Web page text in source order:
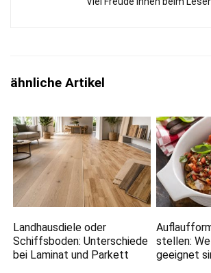
ähnliche Artikel
Landhausdiele oder
Schiffsboden: Unterschiede
bei Laminat und Parkett
stellen:
geeignet